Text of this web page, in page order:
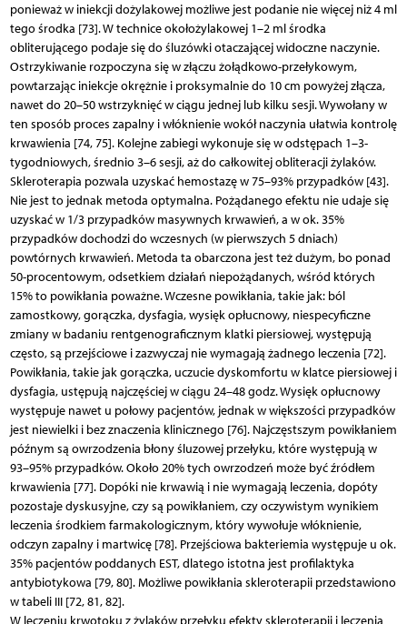
ponieważ w iniekcji dożylakowej możliwe jest podanie nie więcej niż 4 ml
tego środka [73]. W technice okołożylakowej 1–2 ml środka
obliterującego podaje się do śluzówki otaczającej widoczne naczynie.
Ostrzykiwanie rozpoczyna się w złączu żołądkowo-przełykowym,
powtarzając iniekcje okrężnie i proksymalnie do 10 cm powyżej złącza,
nawet do 20–50 wstrzyknięć w ciągu jednej lub kilku sesji. Wywołany w
ten sposób proces zapalny i włóknienie wokół naczynia ułatwia kontrolę
krwawienia [74, 75]. Kolejne zabiegi wykonuje się w odstępach 1–3-
tygodnio­wych, średnio 3–6 sesji, aż do całkowitej obliteracji żylaków.
Skleroterapia pozwala uzyskać hemostazę w 75–93% przypadków [43].
Nie jest to jednak metoda optymalna. Pożądanego efektu nie udaje się
uzyskać w 1/3 przypadków masywnych krwawień, a w ok. 35%
przypadków dochodzi do wczesnych (w pierwszych 5 dniach)
powtórnych krwawień. Metoda ta obarczona jest też dużym, bo ponad
50-procentowym, odsetkiem działań niepożądanych, wśród których
15% to powikłania poważne. Wczesne powikłania, takie jak: ból
zamostkowy, gorączka, dysfagia, wysięk opłucnowy, niespecyficzne
zmiany w badaniu rentgenograficznym klatki piersiowej, występują
często, są przejściowe i zazwyczaj nie wymagają żadnego leczenia [72].
Powikłania, takie jak gorączka, uczucie dyskomfortu w klatce piersiowej i
dysfagia, ustępują najczęściej w ciągu 24–48 godz. Wysięk opłucnowy
występuje nawet u połowy pacjentów, jednak w większości przypadków
jest niewielki i bez znaczenia klinicznego [76]. Najczęstszym powikłaniem
późnym są owrzodzenia błony śluzowej przełyku, które występują w
93–95% przypadków. Około 20% tych owrzodzeń może być źródłem
krwawienia [77]. Dopóki nie krwawią i nie wymagają leczenia, dopóty
pozostaje dyskusyjne, czy są powikłaniem, czy oczywistym wynikiem
leczenia środkiem farmakologicznym, który wywołuje włóknienie,
odczyn zapalny i martwicę [78]. Przejściowa bakteriemia występuje u ok.
35% pacjentów poddanych EST, dlatego istotna jest profilaktyka
antybiotykowa [79, 80]. Możliwe powikłania skleroterapii przedstawiono
w tabeli III [72, 81, 82].
W leczeniu krwotoku z żylaków przełyku efekty skleroterapii i leczenia